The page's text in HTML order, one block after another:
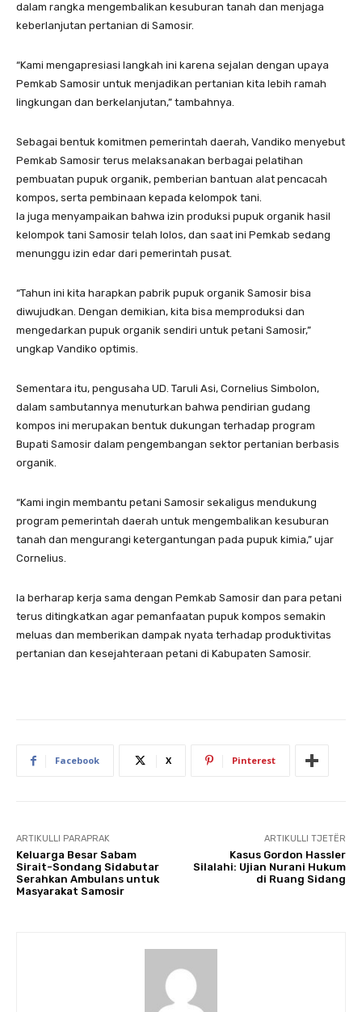
dalam rangka mengembalikan kesuburan tanah dan menjaga
keberlanjutan pertanian di Samosir.
“Kami mengapresiasi langkah ini karena sejalan dengan upaya
Pemkab Samosir untuk menjadikan pertanian kita lebih ramah
lingkungan dan berkelanjutan,” tambahnya.
Sebagai bentuk komitmen pemerintah daerah, Vandiko menyebut
Pemkab Samosir terus melaksanakan berbagai pelatihan
pembuatan pupuk organik, pemberian bantuan alat pencacah
kompos, serta pembinaan kepada kelompok tani.
Ia juga menyampaikan bahwa izin produksi pupuk organik hasil
kelompok tani Samosir telah lolos, dan saat ini Pemkab sedang
menunggu izin edar dari pemerintah pusat.
“Tahun ini kita harapkan pabrik pupuk organik Samosir bisa
diwujudkan. Dengan demikian, kita bisa memproduksi dan
mengedarkan pupuk organik sendiri untuk petani Samosir,”
ungkap Vandiko optimis.
Sementara itu, pengusaha UD. Taruli Asi, Cornelius Simbolon,
dalam sambutannya menuturkan bahwa pendirian gudang
kompos ini merupakan bentuk dukungan terhadap program
Bupati Samosir dalam pengembangan sektor pertanian berbasis
organik.
“Kami ingin membantu petani Samosir sekaligus mendukung
program pemerintah daerah untuk mengembalikan kesuburan
tanah dan mengurangi ketergantungan pada pupuk kimia,” ujar
Cornelius.
Ia berharap kerja sama dengan Pemkab Samosir dan para petani
terus ditingkatkan agar pemanfaatan pupuk kompos semakin
meluas dan memberikan dampak nyata terhadap produktivitas
pertanian dan kesejahteraan petani di Kabupaten Samosir.
Facebook X Pinterest
ARTIKULLI PARAPRAK
Keluarga Besar Sabam
Sirait-Sondang Sidabutar
Serahkan Ambulans untuk
Masyarakat Samosir
ARTIKULLI TJETËR
Kasus Gordon Hassler
Silalahi: Ujian Nurani Hukum
di Ruang Sidang